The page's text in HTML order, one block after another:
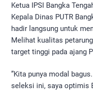
​Ketua IPSI Bangka
Kepala Dinas PUTR
hadir langsung untuk
Melihat kualitas
target tinggi pada ajang
​”Kita punya modal
seleksi ini, saya optimis